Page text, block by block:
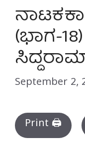
(ಭಾಗ-
September 2,
Print 🖨